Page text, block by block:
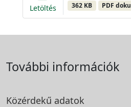
Letöltés 362 KB PDF
További információk
Közérdekű adatok